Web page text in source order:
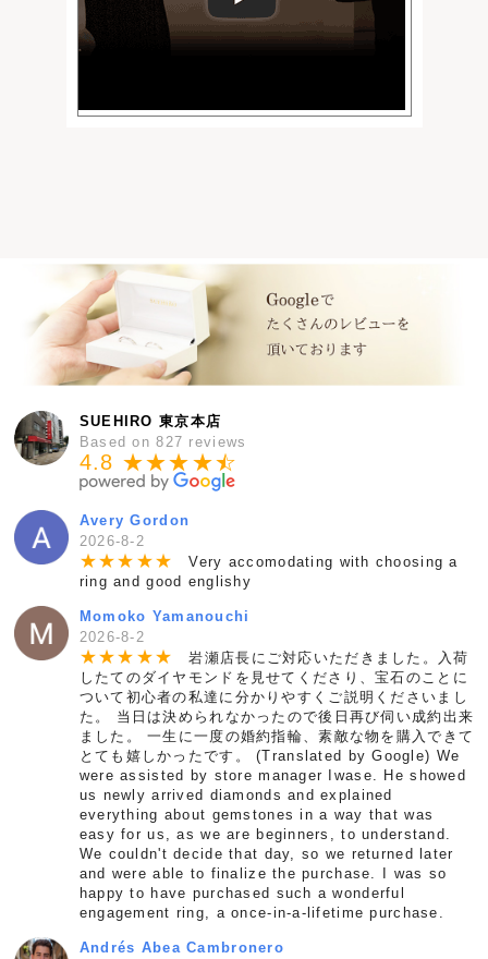
SUEHIRO 東京本店
Based on 827 reviews
4.8 ★★★★★
☆
Avery Gordon
2026-8-2
★★★ ★★
Very accomodating with choosing a
ring and good englishy
Momoko Yamanouchi
2026-8-2
★★★ ★★
岩瀬店長にご対応いただきました。入荷
したてのダイヤモンドを見せてくださり、宝石のことに
ついて初心者の私達に分かりやすくご説明くださいまし
た。 当日は決められなかったので後日再び伺い成約出来
ました。 一生に一度の婚約指輪、素敵な物を購入できて
とても嬉しかったです。 (Translated by Google) We
were assisted by store manager Iwase. He showed
us newly arrived diamonds and explained
everything about gemstones in a way that was
easy for us, as we are beginners, to understand.
We couldn't decide that day, so we returned later
and were able to finalize the purchase. I was so
happy to have purchased such a wonderful
engagement ring, a once-in-a-lifetime purchase.
Andrés Abea Cambronero